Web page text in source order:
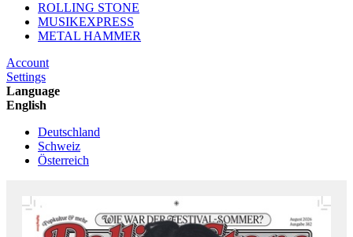
ROLLING STONE
MUSIKEXPRESS
METAL HAMMER
Account
Settings
Language
English
Deutschland
Schweiz
Österreich